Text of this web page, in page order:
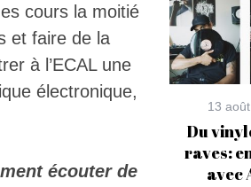
cours la moitié
et faire de la
à l’ECAL une
électronique,
écouter de
13
Du
raves:
avec